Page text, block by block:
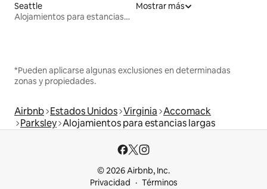
Seattle
Alojamientos para estancias largas
Mostrar más
*Pueden aplicarse algunas exclusiones en determinadas
zonas y propiedades.
Airbnb Estados Unidos Virginia Accomack
Parksley Alojamientos para estancias largas
© 2026 Airbnb, Inc.
Privacidad
Términos